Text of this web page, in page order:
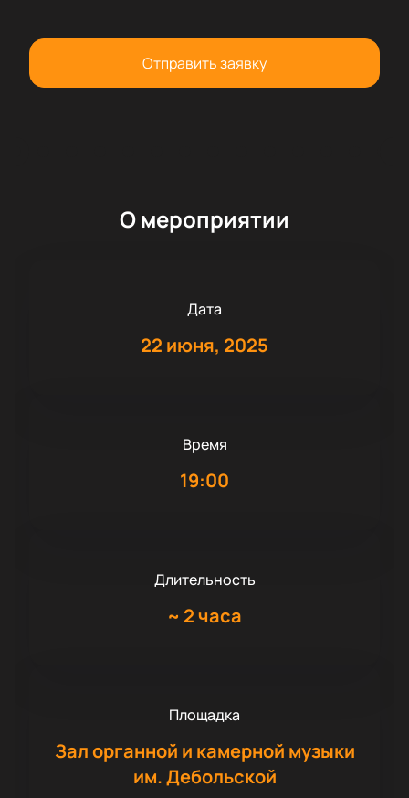
Отправить заявку
О мероприятии
Дата
22 июня, 2025
Время
19:00
Длительность
~ 2 часа
Площадка
Зал органной и камерной музыки
им. Дебольской